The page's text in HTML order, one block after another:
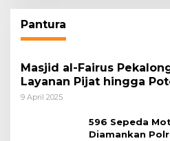
Pantura
Masjid al-Fairus
Layanan Pijat hingga
bagi Pemudik Lebaran
9 April 2025
596 Sepeda
Diamankan